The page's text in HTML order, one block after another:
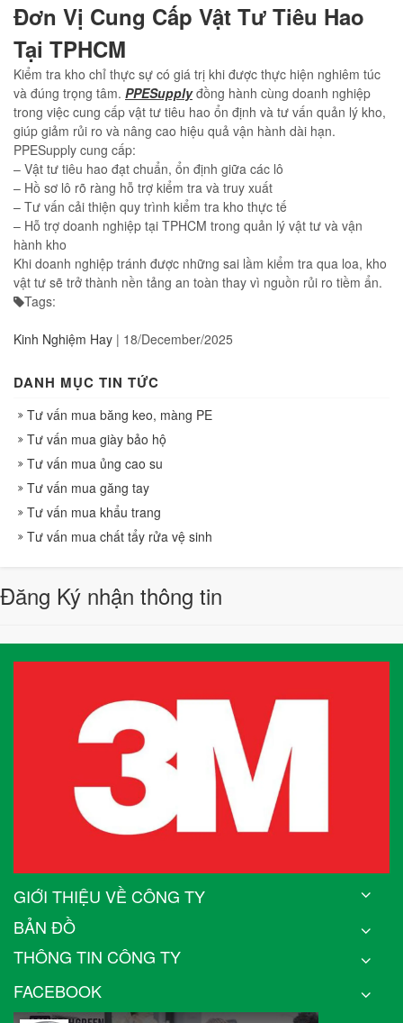
Đơn Vị Cung Cấp Vật Tư Tiêu Hao
Tại TPHCM
Kiểm tra kho chỉ thực sự có giá trị khi được thực hiện nghiêm túc
và đúng trọng tâm. PPESupplyđồng hành cùng doanh nghiệp
trong việc cung cấp vật tư tiêu hao ổn định và tư vấn quản lý kho,
giúp giảm rủi ro và nâng cao hiệu quả vận hành dài hạn.
PPESupply cung cấp:
– Vật tư tiêu hao đạt chuẩn, ổn định giữa các lô
– Hồ sơ lô rõ ràng hỗ trợ kiểm tra và truy xuất
– Tư vấn cải thiện quy trình kiểm tra kho thực tế
– Hỗ trợ doanh nghiệp tại TPHCM trong quản lý vật tư và vận
hành kho
Khi doanh nghiệp tránh được những sai lầm kiểm tra qua loa, kho
vật tư sẽ trở thành nền tảng an toàn thay vì nguồn rủi ro tiềm ẩn.
Tags:
Kinh Nghiệm Hay | 18/December/2025
DANH MỤC TIN TỨC
Tư vấn mua băng keo, màng PE
Tư vấn mua giày bảo hộ
Tư vấn mua ủng cao su
Tư vấn mua găng tay
Tư vấn mua khẩu trang
Tư vấn mua chất tẩy rửa vệ sinh
Đăng Ký nhận thông tin
GIỚI THIỆU VỀ CÔNG TY
BẢN ĐỒ
THÔNG TIN CÔNG TY
FACEBOOK